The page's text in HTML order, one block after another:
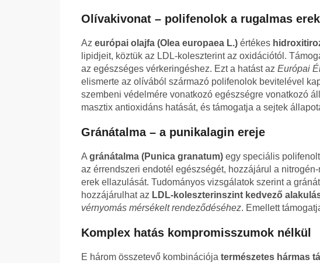
Olívakivonat – polifenolok a rugalmas
Az európai olajfa (Olea europaea L.) értékes
lipidjeit, köztük az LDL-koleszterint az oxidációtól.
az egészséges vérkeringéshez. Ezt a hatást az Európai
elismerte az olívából származó polifenolok bevitelével
szembeni védelmére vonatkozó egészségre vonatkozó
masztix antioxidáns hatását, és támogatja a sejtek
Gránátalma – a punikalagin ereje
A gránátalma (Punica granatum) egy speciális
az érrendszeri endotél egészségét, hozzájárul a
erek ellazulását. Tudományos vizsgálatok szerint a
hozzájárulhat az LDL-koleszterinszint kedvező
vérnyomás mérsékelt rendeződéséhez. Emellett
Komplex hatás kompromisszumok nélkül
E három összetevő kombinációja természetes hármas